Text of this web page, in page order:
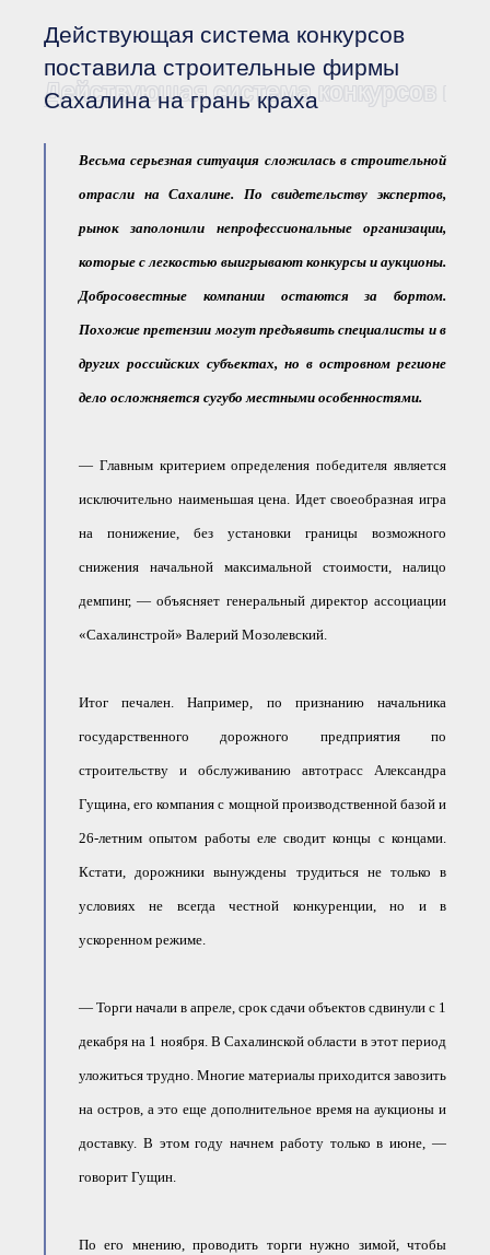
документы
● Действующие документы
● Сбор предложений во
внутренние документы
Компенсационный фонд
● Реестр членов
«Сахалинстрой»
● Реестр членов
строительный контроль
● Реестр членов
работодателей
Ассоциации —
Ассоциации — технических
заказчиков
● Реестр членов
ООТСУО
имеющих строительные
Архив реестров
Антикоррупционная политика
Орган надзора
Членство в НКО
Работа в Общественных советах
техническим регламентам
Повышение квалификации,
Действующая система конкурсов
поставила строительные фирмы
Сахалина на грань краха
Действующая система конкурсов
Весьма серьезная ситуация сложилась в строительной
отрасли на Сахалине. По свидетельству экспертов,
рынок заполонили непрофессиональные организации,
которые с легкостью выигрывают конкурсы и аукционы.
Добросовестные компании остаются за бортом.
Похожие претензии могут предъявить специалисты и в
других российских субъектах, но в островном регионе
дело осложняется сугубо местными особенностями.
— Главным критерием определения победителя является
исключительно наименьшая цена. Идет своеобразная игра
на понижение, без установки границы возможного
снижения начальной максимальной стоимости, налицо
демпинг, — объясняет генеральный директор ассоциации
«Сахалинстрой» Валерий Мозолевский.
Итог печален. Например, по признанию начальника
государственного дорожного предприятия по
строительству и обслуживанию автотрасс Александра
Гущина, его компания с мощной производственной базой и
26-лет­ним опытом работы еле сводит концы с концами.
Кстати, дорожники вынуждены трудиться не только в
условиях не всегда честной конкуренции, но и в
ускоренном режиме.
— Торги начали в апреле, срок сдачи объектов сдвинули с 1
декабря на 1 ноября. В Сахалинской области в этот период
уложиться трудно. Многие материалы приходится завозить
на остров, а это еще дополнительное время на аукционы и
доставку. В этом году начнем работу только в июне, —
говорит Гущин.
По его мнению, проводить торги нужно зимой, чтобы